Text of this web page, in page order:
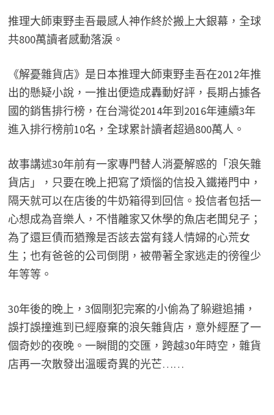
推理大師東野圭吾最感人神作終於搬上大銀幕，全球
共800萬讀者感動落淚。
《解憂雜貨店》是日本推理大師東野圭吾在2012年推
出的懸疑小說，一推出便造成轟動好評，長期占據各
國的銷售排行榜，在台灣從2014年到2016年連續3年
進入排行榜前10名，全球累計讀者超過800萬人。
故事講述30年前有一家專門替人消憂解惑的「浪矢雜
貨店」，只要在晚上把寫了煩惱的信投入鐵捲門中，
隔天就可以在店後的牛奶箱得到回信。投信者包括一
心想成為音樂人，不惜離家又休學的魚店老闆兒子；
為了還巨債而猶豫是否該去當有錢人情婦的心荒女
生；也有爸爸的公司倒閉，被帶著全家逃走的徬徨少
年等等。
30年後的晚上，3個剛犯完案的小偷為了躲避追捕，
誤打誤撞進到已經廢棄的浪矢雜貨店，意外經歷了一
個奇妙的夜晚。一瞬間的交匯，跨越30年時空，雜貨
店再一次散發出溫暖奇異的光芒……